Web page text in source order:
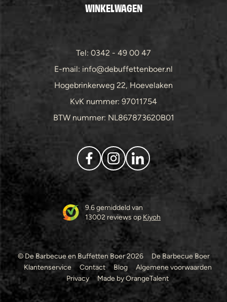
WINKELWAGEN
Tel: 0342 - 49 00 47
E-mail: info@debuffettenboer.nl
Hogebrinkerweg 22, Hoevelaken
KvK nummer: 97011754
BTW nummer: NL867873620B01
9.6 gemiddeld van
13002 reviews op Kiyoh
© De Barbecue en Buffetten Boer 2026
De Barbecue Boer
Klantenservice
Contact Blog
Algemene voorwaarden
Privacy
Made by OrangeTalent